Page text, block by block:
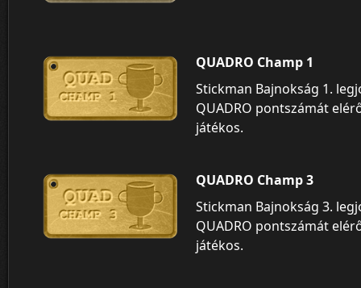
QUADRO Champ 1
Stickman Bajnokság 1.
QUADRO pontszámát
játékos.
QUADRO Champ 3
Stickman Bajnokság 3.
QUADRO pontszámát
játékos.